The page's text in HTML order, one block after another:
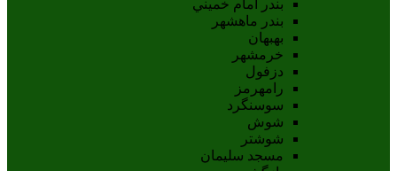
بندر امام خميني
بندر ماهشهر
بهبهان
خرمشهر
دزفول
رامهرمز
سوسنگرد
شوش
شوشتر
مسجد سليمان